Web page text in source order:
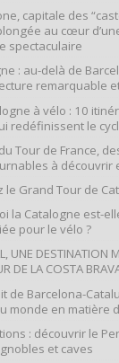
capitale des
au cœur
spectaculaire
: au-delà de
remarquable
à vélo : 10
redéfinissent le
Tour de France,
à découvrir
le Grand Tour de
la Catalogne est-
pour le vélo ?
UNE DESTINATION
DE LA COSTA
de Barcelona-
monde en matière
: découvrir le
et caves